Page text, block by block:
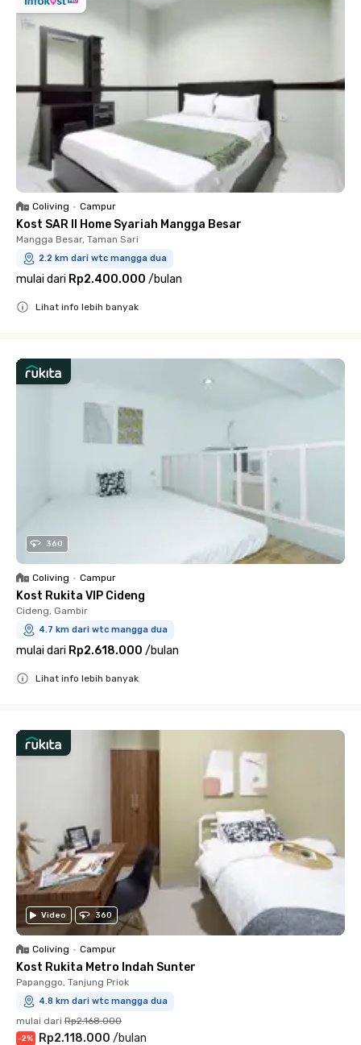
Coliving • Campur
Kost SAR II Home Syariah Mangga Besar
Mangga Besar, Taman Sari
2.2 km dari wtc mangga dua
mulai dari Rp2.400.000 /bulan
Lihat info lebih banyak
360
Coliving • Campur
Kost Rukita VIP Cideng
Cideng, Gambir
4.7 km dari wtc mangga dua
mulai dari Rp2.618.000 /bulan
Lihat info lebih banyak
Video 360
Coliving • Campur
Kost Rukita Metro Indah Sunter
Papanggo, Tanjung Priok
4.8 km dari wtc mangga dua
mulai dari Rp2.168.000
-2% Rp2.118.000 /bulan